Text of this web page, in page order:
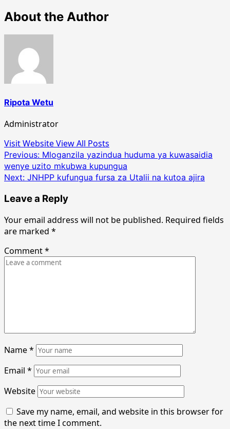
About the Author
Ripota Wetu
Administrator
Visit WebsiteView All Posts
Post
navigation
Previous: Mloganzila yazindua huduma ya kuwasaidia
wenye uzito mkubwa kupungua
Next: JNHPP kufungua fursa za Utalii na kutoa ajira
Leave a Reply
Your email address will not be published. Required fields
are marked *
Comment*
Name*
Email *
Website
Save my name, email, and website in this browser for
the next time I comment.